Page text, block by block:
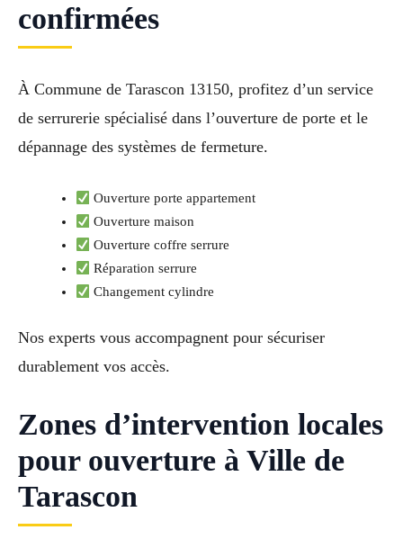
confirmées
À Commune de Tarascon 13150, profitez d’un service
de serrurerie spécialisé dans l’ouverture de porte et le
dépannage des systèmes de fermeture.
Ouverture porte appartement
Ouverture maison
Ouverture coffre serrure
Réparation serrure
Changement cylindre
Nos experts vous accompagnent pour sécuriser
durablement vos accès.
Zones d’intervention locales
pour ouverture à Ville de
Tarascon